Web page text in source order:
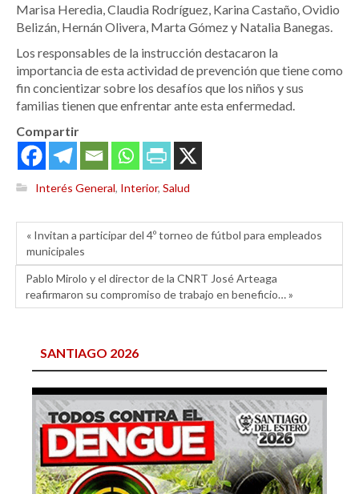
Marisa Heredia, Claudia Rodríguez, Karina Castaño, Ovidio
Belizán, Hernán Olivera, Marta Gómez y Natalia Banegas.
Los responsables de la instrucción destacaron la
importancia de esta actividad de prevención que tiene como
fin concientizar sobre los desafíos que los niños y sus
familias tienen que enfrentar ante esta enfermedad.
Compartir
Interés General, Interior, Salud
« Invitan a participar del 4º torneo de fútbol para empleados
municipales
Pablo Mirolo y el director de la CNRT José Arteaga
reafirmaron su compromiso de trabajo en beneficio… »
SANTIAGO 2026